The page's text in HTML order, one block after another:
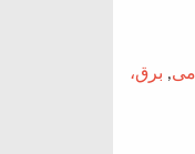
, برق،